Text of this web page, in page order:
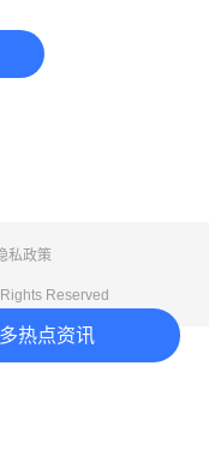
热点资讯
私政策
Reserved